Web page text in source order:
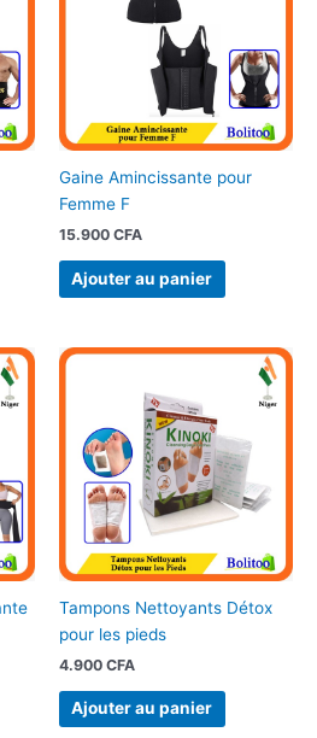
Gaine Amincissante pour
Femme F
15.900 CFA
Ajouter au panier
Tampons Nettoyants Détox
pour les pieds
4.900 CFA
Ajouter au panier